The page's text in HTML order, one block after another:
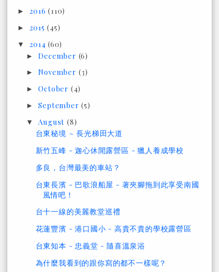
► 2016(110)
► 2015(45)
▼ 2014(60)
►December (6)
►November (3)
►October (4)
►September(5)
▼ August(8)
台東秘境 ~ 長光梯田大道
新竹五峰 - 迦心休閒露營區 - 獵人養成學校
多良，台灣最美的車站？
台東長濱 - 巴歌浪船屋 - 著夾腳拖到此享受南國
風情吧！
台十一線的美麗教堂巡禮
花蓮豐濱 - 港口國小 - 高貴不貴的學校露營區
台東知本 - 忠義堂 - 隨喜溫泉浴
為什麼我看到的跟你寫的都不一樣呢？